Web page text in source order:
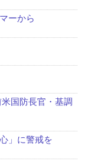
ーから
国防長官・基調
」に警戒を